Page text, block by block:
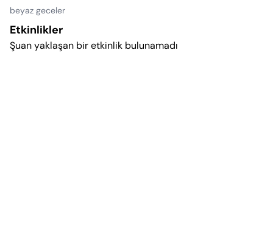
beyaz geceler
Etkinlikler
Şuan yaklaşan bir etkinlik bulunamadı